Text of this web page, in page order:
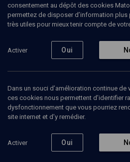
Abonnez-vous à notre
Société La
consentement au dépôt des cookies
permettez de disposer d’information
très utiles pour mieux tenir compte de
Activer Oui
Dans un souci d’amélioration continue de
ces cookies nous permettent d’identifier
dysfonctionnement que vous pourriez
site internet et d’y remédier.
Activer Oui